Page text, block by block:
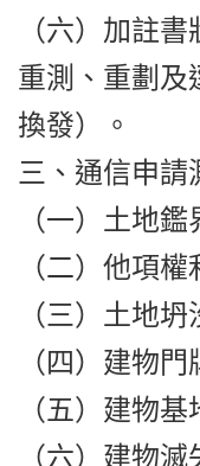
（六）加註
重測、重劃及
換發）。
三、通信申請
（一）土地鑑
（二）他項
（三）土地坍
（四）建物門
（五）建物基
（六）建物滅